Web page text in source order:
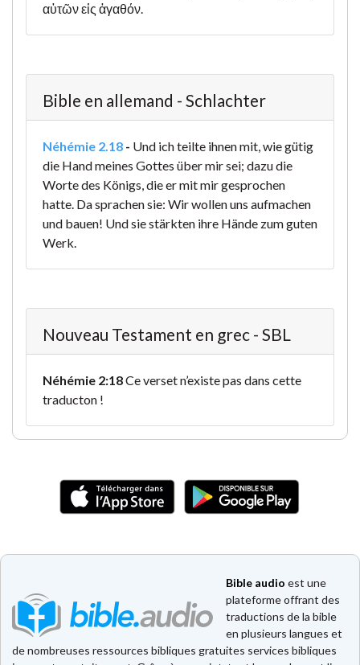
αὐτῶν εἰς ἀγαθόν.
Bible en allemand - Schlachter
Néhémie 2.18 - Und ich teilte ihnen mit, wie gütig
die Hand meines Gottes über mir sei; dazu die
Worte des Königs, die er mit mir gesprochen
hatte. Da sprachen sie: Wir wollen uns aufmachen
und bauen! Und sie stärkten ihre Hände zum guten
Werk.
Nouveau Testament en grec - SBL
Néhémie 2:18Ce verset n’existe pas dans cette
traducton !
Bible audio est une
plateforme offrant des
traductions de la bible
en plusieurs langues et
de nombreuses ressources bibliques gratuites services bibliques